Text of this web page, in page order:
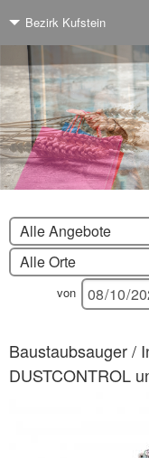
Bezirk Kufstein
Alle Angebote
Alle Orte
von
Baustaubsauger /
DUSTCONTROL